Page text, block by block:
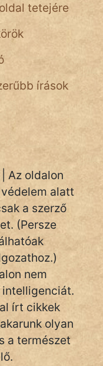
tetejére
írások
Az oldalon
alatt
a szerző
(Persze
nem
intelligenciát.
írt cikkek
olyan
a természet